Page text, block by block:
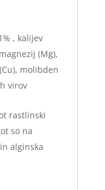
, kalijev
(Mg),
molibden
virov
rastlinski
so na
alginska